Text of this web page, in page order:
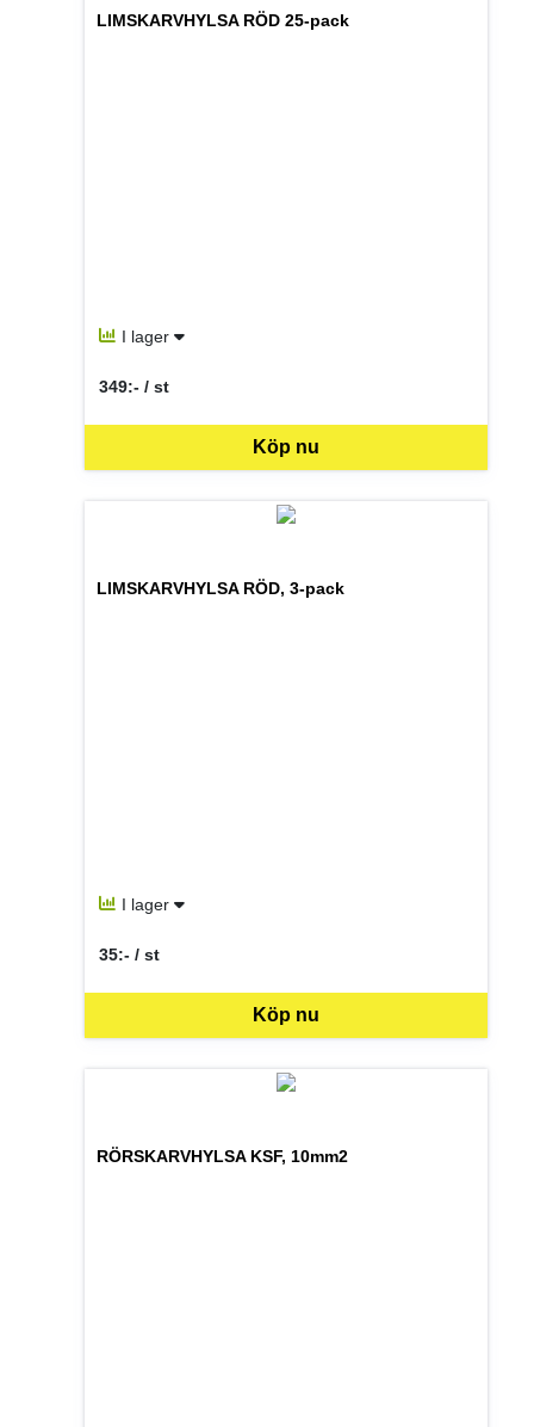
LIMSKARVHYLSA RÖD 25-pack
I lager
Köp nu
349:- / st
SEK per ST
LIMSKARVHYLSA RÖD, 3-pack
I lager
Köp nu
35:- / st
SEK per ST
RÖRSKARVHYLSA KSF, 10mm2